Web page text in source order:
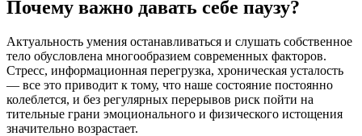
Почему важно давать себе паузу?
Актуальность умения останавливаться и слушать собственное
тело обусловлена многообразием современных факторов.
Стресс, информационная перегрузка, хроническая усталость
— все это приводит к тому, что наше состояние постоянно
колеблется, и без регулярных перерывов риск пойти на
тительные грани эмоционального и физического истощения
значительно возрастает.